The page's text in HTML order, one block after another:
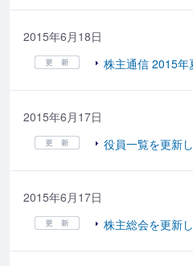
2015年6月18日
株主通信 2015年
2015年6月17日
役員一覧を更新し
2015年6月17日
株主総会を更新し